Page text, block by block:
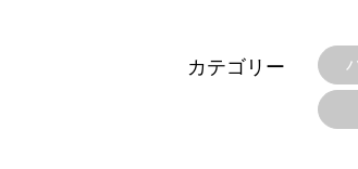
カテゴリー
クジラを発見した場合は、その時の